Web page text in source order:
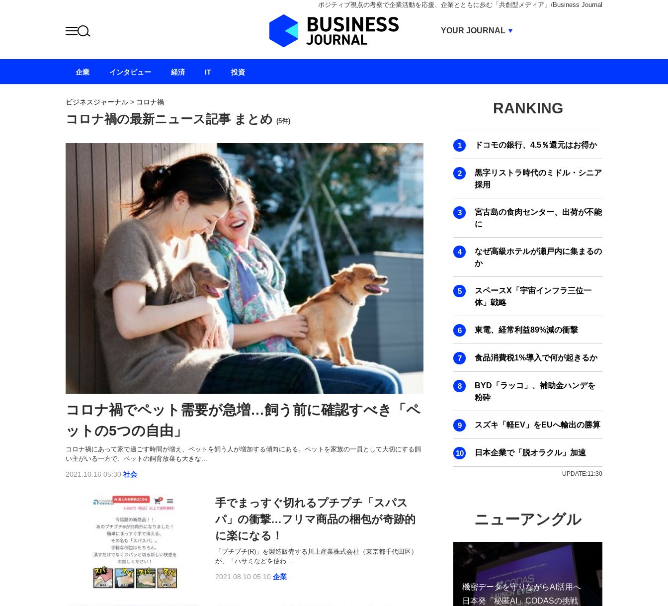
ポジティブ視点の考察で企業活動を応援、企業とともに歩む「共創型メディア」/Business Journal
ビジネスジャーナル > コロナ禍
コロナ禍の最新ニュース記事 まとめ (5件)
コロナ禍でペット需要が急増…飼う前に確認すべき「ペ
ットの5つの自由」
コロナ禍にあって家で過ごす時間が増え、ペットを飼う人が増加する傾向にある。ペットを家族の一員として大切にする飼
い主がいる一方で、ペットの飼育放棄も大きな...
2021.10.16 05:30 社会
手でまっすぐ切れるプチプチ「スパス
パ」の衝撃…フリマ商品の梱包が奇跡的
に楽になる！
「プチプチ(R)」を製造販売する川上産業株式会社（東京都千代田区）
が、「ハサミなどを使わ...
2021.08.10 05:10 企業
RANKING
ドコモの銀行、4.5％還元はお得か
黒字リストラ時代のミドル・シニア
採用
宮古島の食肉センター、出荷が不能
に
なぜ高級ホテルが瀬戸内に集まるの
か
スペースX「宇宙インフラ三位一
体」戦略
東電、経常利益89%減の衝撃
食品消費税1%導入で何が起きるか
BYD「ラッコ」、補助金ハンデを
粉砕
スズキ「軽EV」をEUへ輸出の勝算
日本企業で「脱オラクル」加速
UPDATE:11:30
ニューアングル
機密データを守りながらAI活用へ
日本発「秘匿AI」CODASの挑戦
企業 インタビュー 経済 IT 投資
YOUR JOURNAL
BUSINESS JOURNAL
IVS JOURNAL
ENERGY MANAGEMENT JOURNAL
INBOUND JOURNAL
LIFE ENDING JOURNAL
AI JOURNAL
REAL ESTATE BROKERAGE JOURNAL
SMART MARKETING JOURNAL
ADOPTABLE DOG JOURNAL